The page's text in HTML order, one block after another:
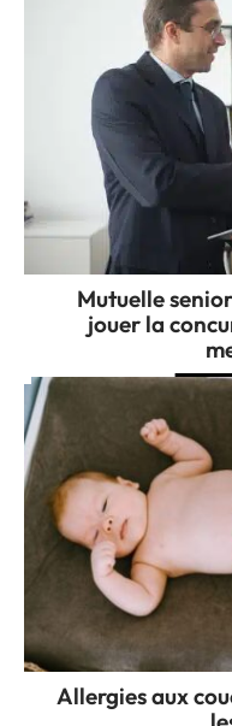
Mutuelle
jouer la
Allergies aux